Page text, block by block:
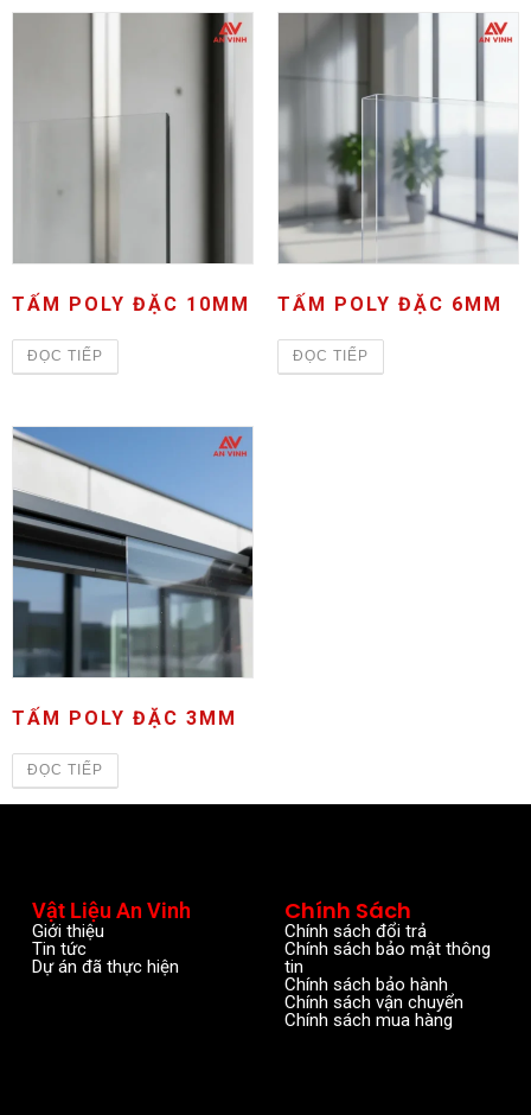
TẤM POLY ĐẶC 10MM
ĐỌC TIẾP
TẤM POLY ĐẶC 6MM
ĐỌC TIẾP
TẤM POLY ĐẶC 3MM
ĐỌC TIẾP
Vật Liệu An Vinh
Giới thiệu
Tin tức
Dự án đã thực hiện
Chính Sách
Chính sách đổi trả
Chính sách bảo mật thông
tin
Chính sách bảo hành
Chính sách vận chuyển
Chính sách mua hàng